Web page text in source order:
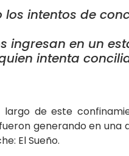
los intentos de
ingresan en un
intenta
largo de este
generando en
El Sueño.